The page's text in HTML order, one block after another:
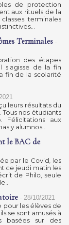
de protection
aux rituels de la
terminales
Terminales -
des étapes
s'agisse de la fin
fin de la scolarité
leurs résultats du
Tous nos étudiants
aux
y alumnos...
le BAC de
par le Covid, les
ce jeudi matin les
de Philo, seule
- 28/10/2021
les élèves de
se sont amusés à
basées sur des